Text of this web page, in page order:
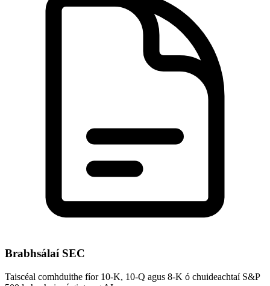
Brabhsálaí SEC
Taiscéal comhduithe fíor 10-K, 10-Q agus 8-K ó chuideachtaí S&P